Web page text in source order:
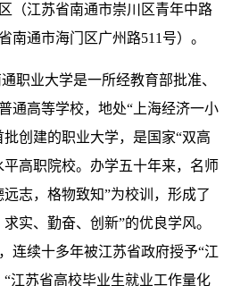
（江苏省南通市崇川区青年中路
南通市海门区广州路511 号）。
职业大学是一所经教育部批准、
通高等学校，地处“上海经济一小
创建的职业大学，是国家“双高
高职院校。办学五十年来，名师
志，格物致知”为校训，形成了
实、勤奋、创新”的优良学风。
连续十多年被江苏省政府授予“江
江苏省高校毕业生就业工作量化